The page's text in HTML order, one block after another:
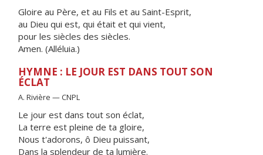
Gloire au Père, et au Fils et au Saint-Esprit,
au Dieu qui est, qui était et qui vient,
pour les siècles des siècles.
Amen. (Alléluia.)
HYMNE : LE JOUR EST DANS TOUT SON
ÉCLAT
A. Rivière — CNPL
Le jour est dans tout son éclat,
La terre est pleine de ta gloire,
Nous t'adorons, ô Dieu puissant,
Dans la splendeur de ta lumière.